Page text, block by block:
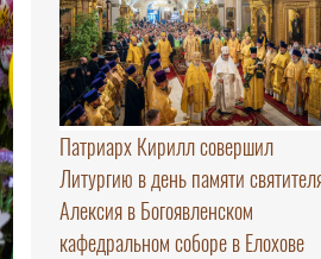
Патриарх Кирилл совершил
Литургию в день памяти
Алексия в Богоявленском
кафедральном соборе в Елохове